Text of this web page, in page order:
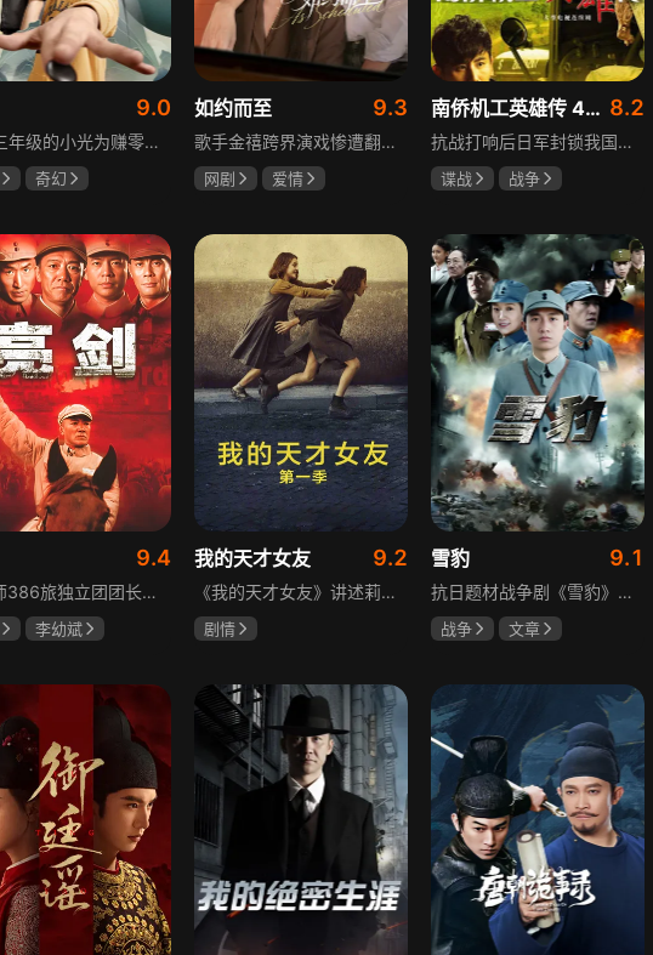
9.0
小学三年级的小光为赚零用钱到爷爷家寻宝，偶然翻出旧棋盘，接触棋盘的一瞬间，附身棋盘中的棋士褚嬴的灵魂进入了小光体内。后来小光在学校围棋会所结识少年天才小亮，为测试褚嬴实力，小光贸然与小亮对弈并小胜，他误以为褚嬴棋力平平，小亮却大受打击。数日后小亮再次挑战，再次惨败在褚嬴手下，二人从此成了相爱相杀的棋坛宿敌。在褚嬴指导下，小光进步神速，逐渐对围棋产生兴趣，最终在全国大赛与小亮激战中，褚嬴下出绝妙一局，小光却看出更高一着，终于在自己努力、褚嬴帮助和与小亮的磨练中，独立对弈，燃起真正的棋魂。
奇幻
如约而至 9.3
歌手金禧跨界演戏惨遭翻车，全网群嘲演技拉胯！不服输的他另辟蹊径，转行试水音乐剧，誓要逆袭打脸。机缘巧合下，他对高冷硬核的金牌音乐剧导演宁瑾一见心动，两人意外留下暧昧一吻，转头试镜现场再度狭路相逢。 宁瑾本就抵触偶像跨界，对半路空降的流量新人金禧百般严苛，花式魔鬼训练轮番上线。金禧顶住剧团前辈排挤、同行暗算、舆论刁难等重重危机，日夜苦练打磨演技，慢慢褪去偶像光环、解锁真实自我，一点点打动高冷导演和剧团众人。 一路走来，二人历经误会争执、事业危机、亲情心结、分手磨合多重考验，在并肩拯救濒临倒闭的剧团、携手打磨《倩女幽魂》剧目、共渡舞台难关的过程中，情愫渐生、双向治愈。最终剧目首演大获成功，叛逆
网剧
爱情
南侨机工英雄传 43集版 8.2
抗战打响后日军封锁我国运输路线，神鼓滇缅公路撑起抗战后勤补给，因急缺司机和技工，三千余名南洋华侨毅然归国共赴国难。方家兄弟是典型代表，大哥方天海表面投靠日军实为中共地下工作者，委曲求全游走生死间；弟弟方千树从纨绔子弟成长为抗日战士。剧集以真实历史为背景，展现华侨爱国情怀与民族大义。
谍战
战争
9.4
129师386旅独立团团长李云龙敢想敢干、不按规矩办事，脾气火爆性格直爽，带领独立团展现出敢于拼杀的劲头，接连击败坂田连队、山崎大队、山本部队，名声大噪却因屡次犯规遭贬斥。抗战时期他与国军358团团长楚云飞惺惺相惜，徐蚌会战中一较高下双双重伤，养病期间李云龙与护士田雨相恋，两人及亲人战友历经国家沧桑巨变。
李幼斌
我的天才女友 9.2
《我的天才女友》讲述莉拉和莱侬这对好朋友的童年与少年时代。故事从友情开始，描绘女性友情的微妙变化——她们相互支持、妒忌和猜疑，又不断向外拓展，在与外部世界的试探中为自己塑形。莉拉聪明漂亮，莱侬羡慕她的天赋与决断力，两人都视对方为隐秘镜子，暗暗角力，展现女性成长中的复杂关系与自我探寻。
剧情
玛格丽塔·马祖可
雪豹 9.1
抗日题材战争剧《雪豹》讲述抗日女学生陈怡是一个在革命道路上逐渐成长起来的优秀青年。从慷慨激昂的热血学生，到成熟稳重的革命战士，甚至执行任务的时候还要扮演性格大胆奔放的交际花，打入到敌人内部获取情报。在做情报工作时，与搭档张楚扮假夫妻，多次身陷险境命悬一线。周卫国原本是一名玩世不恭的富家子弟，却不乏热血，抗战时为了保护初恋女友，举枪杀了一名日本人，由此改名换姓走上了革命道路，从国民党中央军校到德国军校，再到回国创建中国第一支特战部队，成为了一个真正的传奇英雄。
战争
文章